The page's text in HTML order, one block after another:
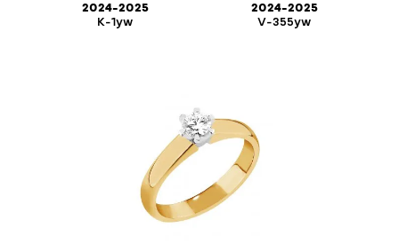
2024-2025
K-1yw
2024-2025
V-355yw